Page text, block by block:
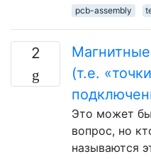
pcb-assembly
2
(т.е.
Это может
вопрос, но
называются